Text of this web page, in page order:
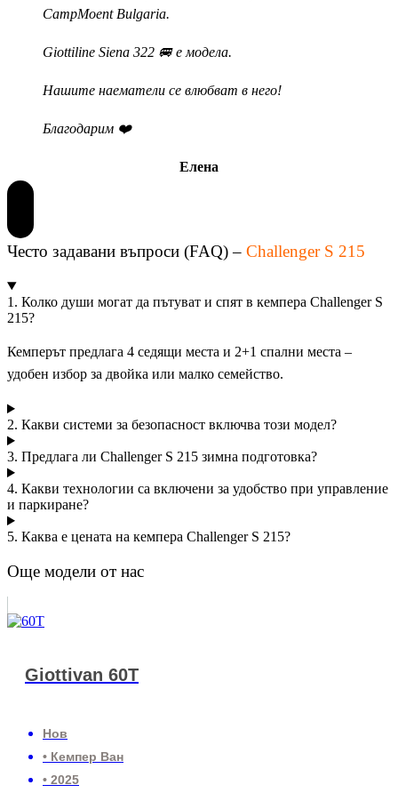
CampMoent Bulgaria.
Giottiline Siena 322 🚐 е модела.
Нашите наематели се влюбват в него!
Благодарим ❤️
Елена
Често задавани въпроси (FAQ) – Challenger S 215
1. Колко души могат да пътуват и спят в кемпера Challenger S
215?
Кемперът предлага 4 седящи места и 2+1 спални места –
удобен избор за двойка или малко семейство.
2. Какви системи за безопасност включва този модел?
3. Предлага ли Challenger S 215 зимна подготовка?
4. Какви технологии са включени за удобство при управление
и паркиране?
5. Каква е цената на кемпера Challenger S 215?
Още модели от нас
Giottivan 60T
Нов
• Кемпер Ван
• 2025